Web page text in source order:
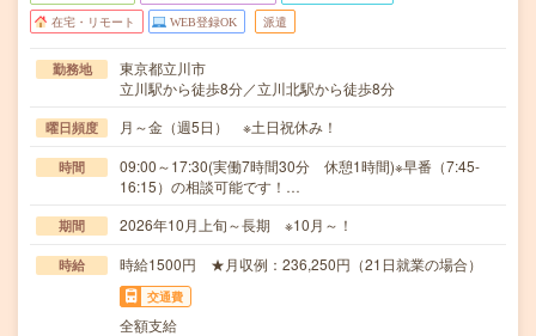
在宅・リモート WEB登録OK 派遣
勤務地
東京都立川市
立川駅から徒歩8分／立川北駅から徒歩8分
曜日頻度 月～金（週5日） ※土日祝休み！
時間
09:00～17:30(実働7時間30分 休憩1時間)※早番（7:45-
16:15）の相談可能です！…
期間 2026年10月上旬～長期 ※10月～！
時給 時給1500円 ★月収例：236,250円（21日就業の場合）
交通費
全額支給